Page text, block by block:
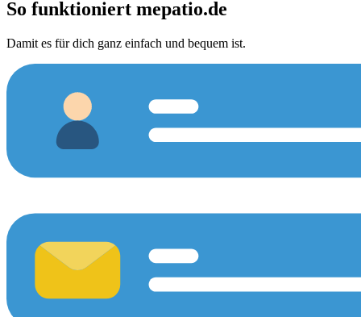
So funktioniert mepatio.de
Damit es für dich ganz einfach und bequem ist.